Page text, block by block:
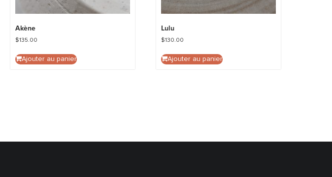
Akène
$135.00
Ajouter au panier
Lulu
$130.00
Ajouter au panier